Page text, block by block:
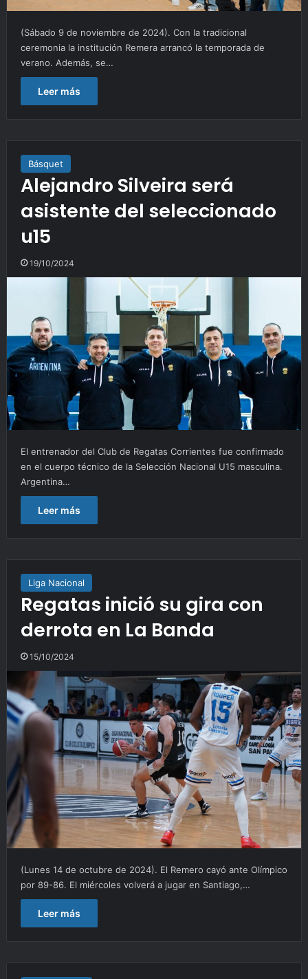
(Sábado 9 de noviembre de 2024). Con la tradicional
ceremonia la institución Remera arrancó la temporada de
verano. Además, se…
Leer más
Básquet
Alejandro Silveira será
asistente del seleccionado
u15
19/10/2024
El entrenador del Club de Regatas Corrientes fue confirmado
en el cuerpo técnico de la Selección Nacional U15 masculina.
Argentina…
Leer más
Liga Nacional
Regatas inició su gira con
derrota en La Banda
15/10/2024
(Lunes 14 de octubre de 2024). El Remero cayó ante Olímpico
por 89-86. El miércoles volverá a jugar en Santiago,…
Leer más